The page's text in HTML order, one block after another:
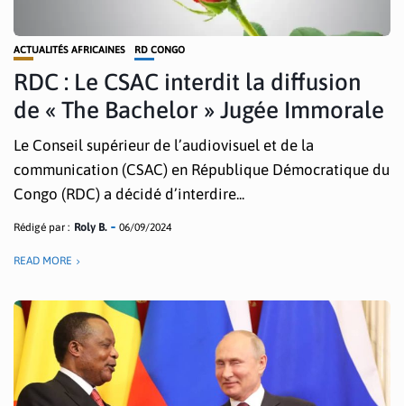
ACTUALITÉS AFRICAINES RD CONGO
RDC : Le CSAC interdit la diffusion
de « The Bachelor » Jugée Immorale
Le Conseil supérieur de l’audiovisuel et de la
communication (CSAC) en République Démocratique du
Congo (RDC) a décidé d’interdire...
Rédigé par : Roly B. 06/09/2024
READ MORE